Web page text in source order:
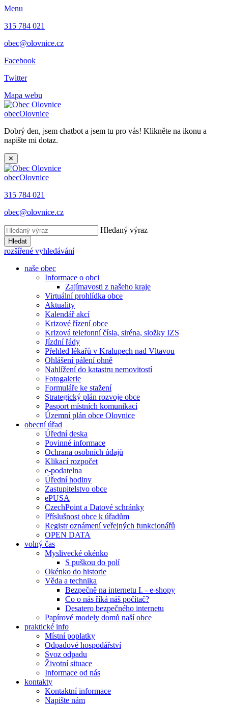
Menu
315 784 021
obec@olovnice.cz
Facebook
Twitter
Mapa webu
obecOlovnice
Dobrý den, jsem chatbot a jsem tu pro vás! Klikněte na ikonu a
napište mi dotaz.
✕
obecOlovnice
315 784 021
obec@olovnice.cz
Hledaný výraz
Hledat
rozšířené vyhledávání
naše obec
Informace o obci
Zajímavosti z našeho kraje
Virtuální prohlídka obce
Aktuality
Kalendář akcí
Krizové řízení obce
Krizová telefonní čísla, siréna, složky IZS
Jízdní řády
Přehled lékařů v Kralupech nad Vltavou
Ohlášení pálení ohně
Nahlížení do katastru nemovitostí
Fotogalerie
Formuláře ke stažení
Strategický plán rozvoje obce
Pasport místních komunikací
Územní plán obce Olovnice
obecní úřad
Úřední deska
Povinné informace
Ochrana osobních údajů
Klikací rozpočet
e-podatelna
Úřední hodiny
Zastupitelstvo obce
ePUSA
CzechPoint a Datové schránky
Příslušnost obce k úřadům
Registr oznámení veřejných funkcionářů
OPEN DATA
volný čas
Myslivecké okénko
S puškou do polí
Okénko do historie
Věda a technika
Bezpečně na internetu I. - e-shopy
Co o nás říká náš počítač?
Desatero bezpečného internetu
Papírové modely domů naší obce
praktické info
Místní poplatky
Odpadové hospodářství
Svoz odpadu
Životní situace
Informace od nás
kontakty
Kontaktní informace
Napište nám